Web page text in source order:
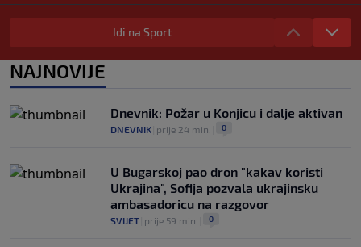
WNBA igračice odgovorile Kanteru
nakon provokacije: "Nećemo biti politički
0
FIFA-e je vaš novac", danas se suočava s
najvećom krizom
| prije 3 h
Idi na Sport
NAJNOVIJE
Dnevnik: Požar u Konjicu i dalje aktivan
DNEVNIK prije 24 min. 0
U Bugarskoj pao dron "kakav koristi
Ukrajina", Sofija pozvala ukrajinsku
ambasadoricu na razgovor
SVIJET prije 59 min. 0